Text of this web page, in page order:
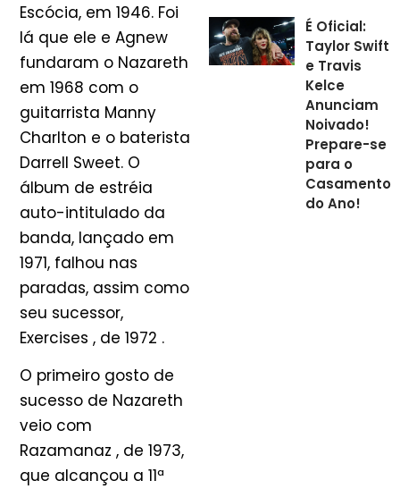
Escócia, em 1946. Foi
lá que ele e Agnew
fundaram o Nazareth
em 1968 com o
guitarrista Manny
Charlton e o baterista
Darrell Sweet. O
álbum de estréia
auto-intitulado da
banda, lançado em
1971, falhou nas
paradas, assim como
seu sucessor,
Exercises , de 1972 .
O primeiro gosto de
sucesso de Nazareth
veio com
Razamanaz , de 1973,
que alcançou a 11ª
É Oficial:
Taylor Swift
e Travis
Kelce
Anunciam
Noivado!
Prepare-se
para o
Casamento
do Ano!